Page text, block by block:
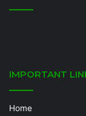
IMPORTANT
Home